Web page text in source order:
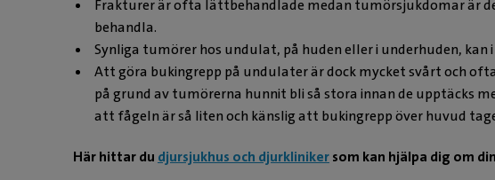
Frakturer är ofta lättbehandlade medan tumörsjukdomar är
behandla.
Synliga tumörer hos undulat, på huden eller i underhuden, kan
Att göra bukingrepp på undulater är dock mycket svårt och
på grund av tumörerna hunnit bli så stora innan de upptäcks
att fågeln är så liten och känslig att bukingrepp över huvud
Här hittar du djursjukhus och djurklinikersom kan hjälpa dig om